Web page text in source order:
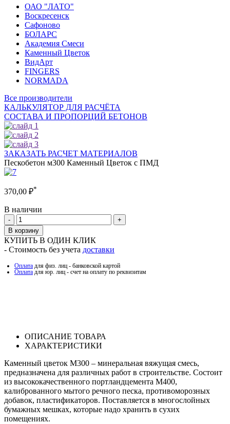
ОАО "ЛАТО"
Воскресенск
Сафоново
БОЛАРС
Академия Смеси
Каменный Цветок
ВидАрт
FINGERS
NORMADA
Все производители
КАЛЬКУЛЯТОР ДЛЯ РАСЧЁТА
СОСТАВА И ПРОПОРЦИЙ БЕТОНОВ
ЗАКАЗАТЬ РАСЧЕТ МАТЕРИАЛОВ
Пескобетон м300 Каменный Цветок с ПМД
370,00 ₽*
В наличии
Количество
В корзину
КУПИТЬ В ОДИН КЛИК
- Стоимость без учета доставки
Оплата для физ. лиц - банковской картой
Оплата для юр. лиц - счет на оплату по реквизитам
ОПИСАНИЕ ТОВАРА
ХАРАКТЕРИСТИКИ
Каменный цветок М300 – минеральная вяжущая смесь,
предназначена для различных работ в строительстве. Состоит
из высококачественного портландцемента М400,
калиброванного мытого речного песка, противоморозных
добавок, пластификаторов. Поставляется в многослойных
бумажных мешках, которые надо хранить в сухих
помещениях.